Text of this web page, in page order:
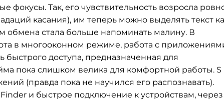
Так, его чувствительность возросла
касания), им теперь можно выделять текст
обмена стала больше напоминать малину. В
в многооконном режиме, работа с
доступа, предназначенная для
пока слишком велика для комфортной работы. S
(правда пока не научился его распознавать).
и быстрое подключение к устройствам, через